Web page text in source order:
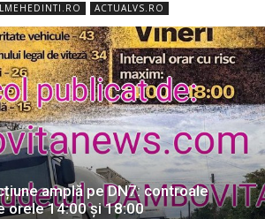
ACTUALVS.RO
amplă pe DN7: controale
orele 14:00 și 18:00